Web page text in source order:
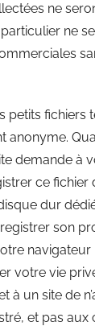
ne
particulier ne
petits fichiers
anonyme.
demande à
ce fichier
dur
son
navigateur
votre vie
à un site de
et pas aux